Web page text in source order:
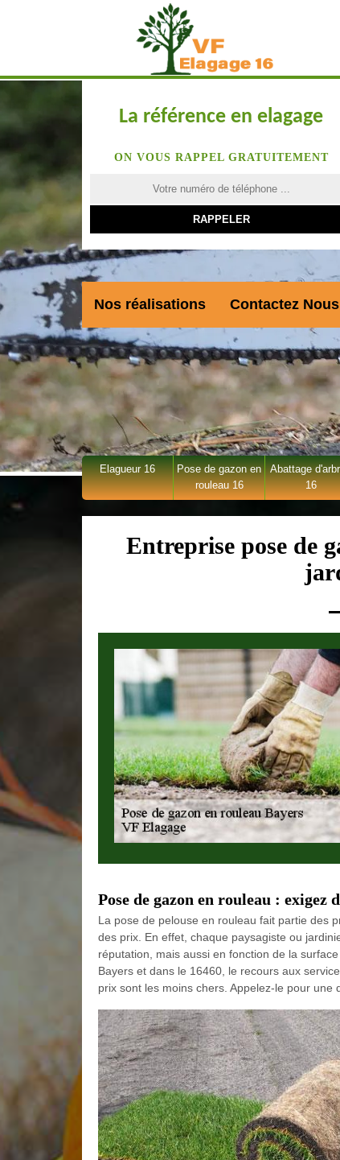
La référence en elagage
ON VOUS RAPPEL GRATUITEMENT
Nos réalisations Contactez Nous
Elagueur 16
Pose de gazon en
rouleau 16
Abattage
16
Entreprise pose de
Pose de gazon en rouleau : exigez
La pose de pelouse en rouleau fait partie des
des prix. En effet, chaque paysagiste ou
réputation, mais aussi en fonction de la
Bayers et dans le 16460, le recours aux
prix sont les moins chers. Appelez-le pour une